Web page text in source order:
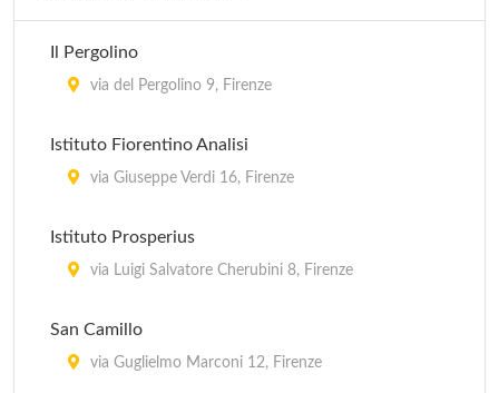
Il Pergolino
via del Pergolino 9, Firenze
Istituto Fiorentino Analisi
via Giuseppe Verdi 16, Firenze
Istituto Prosperius
via Luigi Salvatore Cherubini 8, Firenze
San Camillo
via Guglielmo Marconi 12, Firenze